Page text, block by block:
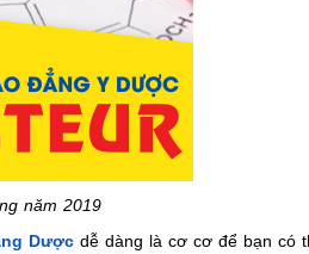
năm 2019
Dượcdễ dàng là cơ cơ để bạn có